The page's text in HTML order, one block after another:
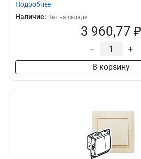
Подробнее
Наличие: Нет на складе
3 960,77 ₽
– +
В корзину